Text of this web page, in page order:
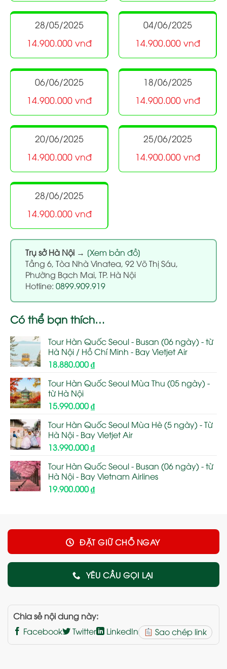
28/05/2025
14.900.000 vnđ
04/06/2025
14.900.000 vnđ
06/06/2025
14.900.000 vnđ
18/06/2025
14.900.000 vnđ
20/06/2025
14.900.000 vnđ
25/06/2025
14.900.000 vnđ
28/06/2025
14.900.000 vnđ
Trụ sở Hà Nội→ [Xem bản đồ]
Tầng 6, Tòa Nhà Vinatea, 92 Võ Thị Sáu,
Phường Bạch Mai, TP. Hà Nội
Hotline: 0899.909.919
Có thể bạn thích…
Tour Hàn Quốc Seoul - Busan (06 ngày) - từ
Hà Nội / Hồ Chí Minh - Bay Vietjet Air
18.880.000₫
Tour Hàn Quốc Seoul Mùa Thu (05 ngày) -
từ Hà Nội
15.990.000₫
Tour Hàn Quốc Seoul Mùa Hè (5 ngày) - Từ
Hà Nội - Bay Vietjet Air
13.990.000₫
Tour Hàn Quốc Seoul - Busan (06 ngày) - từ
Hà Nội - Bay Vietnam Airlines
19.900.000₫
YÊU CẦU GỌI LẠI
ĐẶT GIỮ CHỖ NGAY
Chia sẻ nội dung này:
Facebook
Twitter LinkedIn Sao chép link